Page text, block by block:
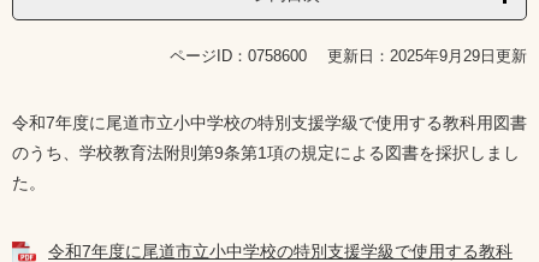
ページID：0758600 更新日：2025年9月29日更新
令和7年度に尾道市立小中学校の特別支援学級で使用する教科用図書
のうち、学校教育法附則第9条第1項の規定による図書を採択しまし
た。
令和7年度に尾道市立小中学校の特別支援学級で使用する教科